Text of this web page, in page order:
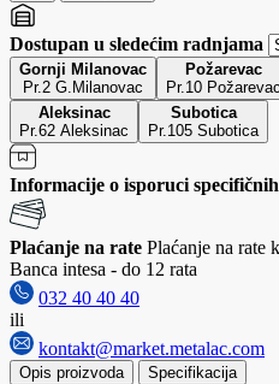
Dostupan u sledećim radnjama
Gornji Milanovac
Pr.2 G.Milanovac
Požarevac
Pr.10 Požarevac
Aleksinac
Pr.62 Aleksinac
Subotica
Pr.105 Subotica
Informacije o isporuci
Plaćanje na rate Plaćanje na rate
Banca intesa - do 12 rata
032 40 40 40
ili
kontakt@market.metalac.com
Opis proizvoda
Specifikacija